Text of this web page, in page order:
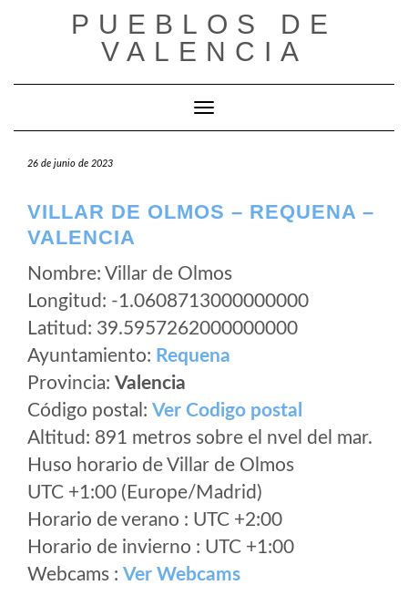
PUEBLOS DE
VALENCIA
Cambiar modo de navegación
26 de junio de 2023
VILLAR DE OLMOS – REQUENA –
VALENCIA
Nombre: Villar de Olmos
Longitud: -1.0608713000000000
Latitud: 39.5957262000000000
Ayuntamiento: Requena
Provincia: Valencia
Código postal: Ver Codigo postal
Altitud: 891 metros sobre el nvel del mar.
Huso horario de Villar de Olmos
UTC +1:00 (Europe/Madrid)
Horario de verano : UTC +2:00
Horario de invierno : UTC +1:00
Webcams : Ver Webcams